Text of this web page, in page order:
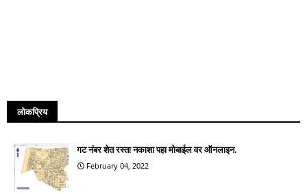
लोकप्रिय
गट नंबर शेत रस्ता नकाशा पहा मोबाईल वर ऑनलाइन.
February 04, 2022